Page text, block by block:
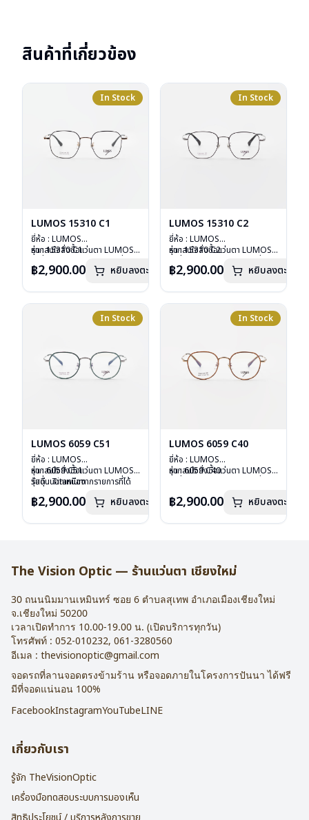
สินค้าที่เกี่ยวข้อง
In Stock
LUMOS 15310 C1
ยี่ห้อ : LUMOS
รุ่น : 15310 C1
เลนส์ : Demo Lens
น้ำหนัก : 16 กรัม
อุปกรณ์ : กล่องแว่น , ผ้าเช็ดแว่น
หากสนใจสั่งชื้อแว่นตา LUMOS
ลงไว้กรุณาติดต่อเราคลิก
฿2,900.00 หยิบลงตะกร้า
In Stock
LUMOS 15310 C2
ยี่ห้อ : LUMOS
รุ่น : 15310 C2
เลนส์ : Demo Lens
น้ำหนัก : 16 กรัม
อุปกรณ์ : กล่องแว่น , ผ้าเช็ดแว่น
หากสนใจสั่งชื้อแว่นตา LUMOS
ลงไว้กรุณาติดต่อเราคลิก
฿2,900.00 หยิบลงตะกร้า
In Stock
LUMOS 6059 C51
ยี่ห้อ : LUMOS
รุ่น : 6059 C51
วัสดุ : Titanium
บานพับ : ไม่มีสปริง
อุปกรณ์ : กล่องแว่น , ผ้าเช็ดแว่น
หากสนใจสั่งชื้อแว่นตา LUMOS
รุ่นอื่นนอกเหนือจากรายการที่ได้
฿2,900.00 หยิบลงตะกร้า
In Stock
LUMOS 6059 C40
ยี่ห้อ : LUMOS
รุ่น : 6059 C40
บานพับ : ไม่มีสปริง
อุปกรณ์ : กล่องแว่น , ผ้าเช็ดแว่น
หากสนใจสั่งชื้อแว่นตา LUMOS
฿2,900.00 หยิบลงตะกร้า
The Vision Optic — ร้านแว่นตา เชียงใหม่
30 ถนนนิมมานเหมินทร์ ซอย 6 ตำบลสุเทพ อำเภอเมืองเชียงใหม่
จ.เชียงใหม่ 50200
เวลาเปิดทำการ 10.00-19.00 น. (เปิดบริการทุกวัน)
โทรศัพท์ : 052-010232, 061-3280560
อีเมล : thevisionoptic@gmail.com
จอดรถที่ลานจอดตรงข้ามร้าน หรือจอดภายในโครงการปันนา ได้ฟรี
มีที่จอดแน่นอน 100%
FacebookInstagramYouTubeLINE
เกี่ยวกับเรา
รู้จัก TheVisionOptic
เครื่องมือทดสอบระบบการมองเห็น